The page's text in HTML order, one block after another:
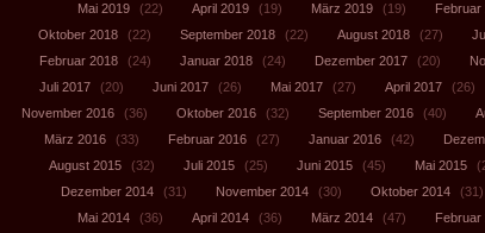
Mai 2019 (22) April 2019 (19) März 2019 (19) Februar
Oktober 2018
(22) September 2018 (22) August 2018 (27)
Februar 2018
(24) Januar 2018 (24) Dezember 2017 (20)
Juli 2017
(20) Juni 2017 (26) Mai 2017 (27) April 2017 (26)
November 2016
(36) Oktober 2016 (32) September 2016 (40)
März 2016
(33) Februar 2016 (27) Januar 2016 (42)
August 2015
(32) Juli 2015 (25) Juni 2015 (45) Mai 2015
Dezember 2014
(31) November 2014 (30) Oktober 2014 (31)
Mai 2014
(36) April 2014 (36) März 2014 (47) Februar